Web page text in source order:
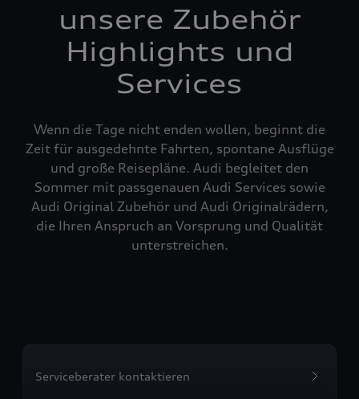
unsere Zubehör
Highlights und
Services
Wenn die Tage nicht enden wollen, beginnt die
Zeit für ausgedehnte Fahrten, spontane Ausflüge
und große Reisepläne. Audi begleitet den
Sommer mit passgenauen Audi Services sowie
Audi Original Zubehör und Audi Originalrädern,
die Ihren Anspruch an Vorsprung und Qualität
unterstreichen.
Serviceberater kontaktieren